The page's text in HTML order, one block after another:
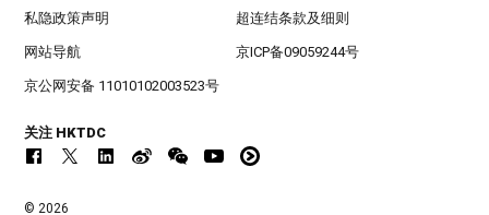
私隐政策声明 超连结条款及细则
网站导航 京ICP备09059244号
京公网安备 11010102003523号
关注 HKTDC
© 2026